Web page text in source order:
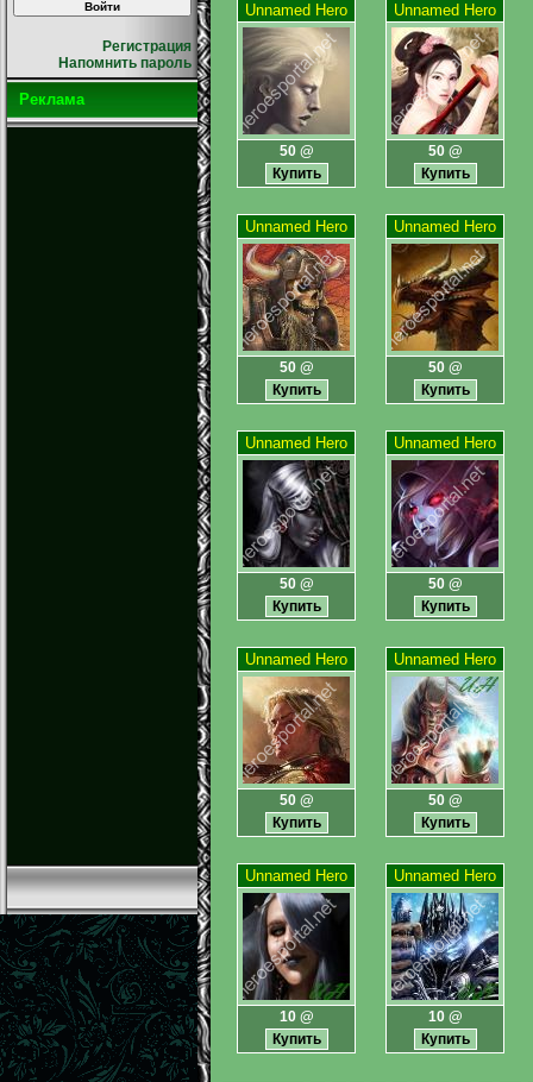
Регистрация
Напомнить пароль
Реклама
Unnamed Hero
50 @
Unnamed Hero
50 @
Unnamed Hero
50 @
Unnamed Hero
50 @
Unnamed Hero
50 @
Unnamed Hero
50 @
Unnamed Hero
50 @
Unnamed Hero
50 @
Unnamed Hero
10 @
Unnamed Hero
10 @